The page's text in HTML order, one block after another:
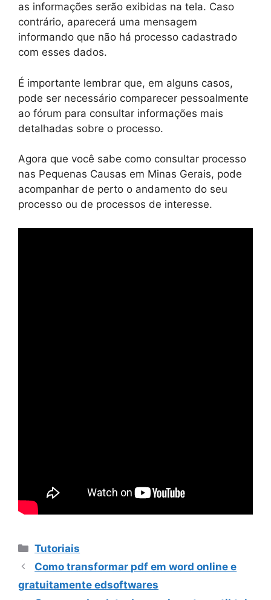
as informações serão exibidas na tela. Caso
contrário, aparecerá uma mensagem
informando que não há processo cadastrado
com esses dados.
É importante lembrar que, em alguns casos,
pode ser necessário comparecer pessoalmente
ao fórum para consultar informações mais
detalhadas sobre o processo.
Agora que você sabe como consultar processo
nas Pequenas Causas em Minas Gerais, pode
acompanhar de perto o andamento do seu
processo ou de processos de interesse.
Categorias
Tutoriais
Como transformar pdf em word online e
gratuitamente edsoftwares